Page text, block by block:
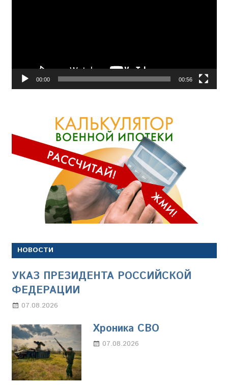
00:00 00:56
НОВОСТИ
УКАЗ ПРЕЗИДЕНТА РОССИЙСКОЙ
ФЕДЕРАЦИИ
07.08.2026
Хроника СВО
07.08.2026